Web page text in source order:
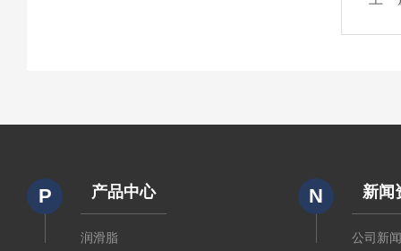
P 产品中心
润滑脂
N 新闻
公司新